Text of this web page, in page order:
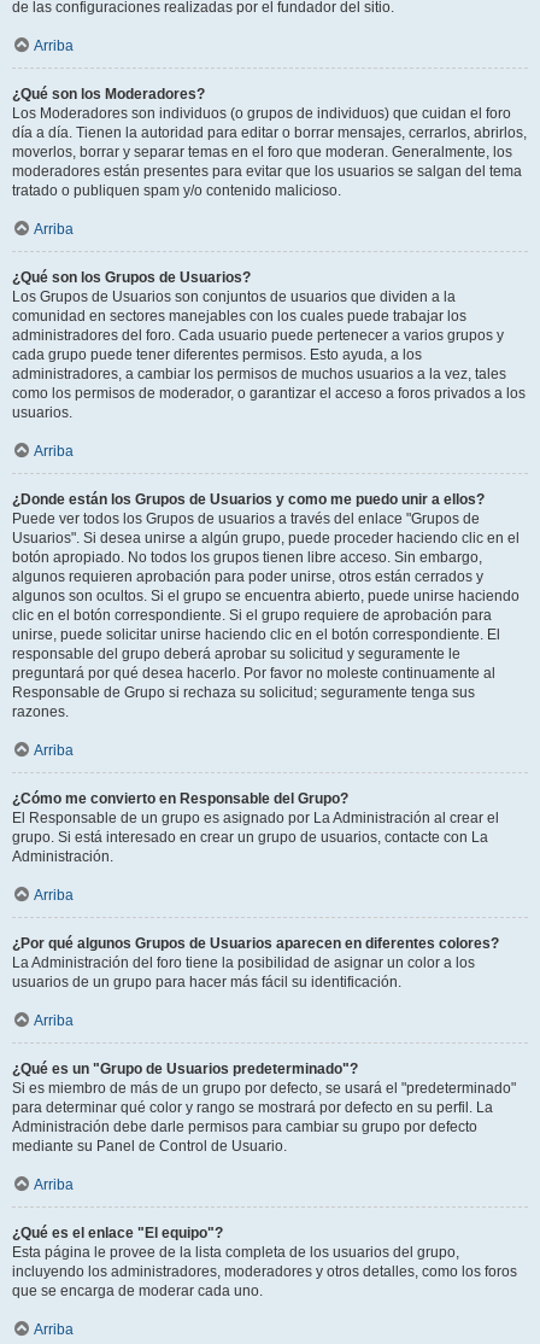
de las configuraciones realizadas por el fundador del sitio.
Arriba
¿Qué son los Moderadores?
Los Moderadores son individuos (o grupos de individuos) que cuidan el foro
día a día. Tienen la autoridad para editar o borrar mensajes, cerrarlos, abrirlos,
moverlos, borrar y separar temas en el foro que moderan. Generalmente, los
moderadores están presentes para evitar que los usuarios se salgan del tema
tratado o publiquen spam y/o contenido malicioso.
Arriba
¿Qué son los Grupos de Usuarios?
Los Grupos de Usuarios son conjuntos de usuarios que dividen a la
comunidad en sectores manejables con los cuales puede trabajar los
administradores del foro. Cada usuario puede pertenecer a varios grupos y
cada grupo puede tener diferentes permisos. Esto ayuda, a los
administradores, a cambiar los permisos de muchos usuarios a la vez, tales
como los permisos de moderador, o garantizar el acceso a foros privados a los
usuarios.
Arriba
¿Donde están los Grupos de Usuarios y como me puedo unir a ellos?
Puede ver todos los Grupos de usuarios a través del enlace "Grupos de
Usuarios". Si desea unirse a algún grupo, puede proceder haciendo clic en el
botón apropiado. No todos los grupos tienen libre acceso. Sin embargo,
algunos requieren aprobación para poder unirse, otros están cerrados y
algunos son ocultos. Si el grupo se encuentra abierto, puede unirse haciendo
clic en el botón correspondiente. Si el grupo requiere de aprobación para
unirse, puede solicitar unirse haciendo clic en el botón correspondiente. El
responsable del grupo deberá aprobar su solicitud y seguramente le
preguntará por qué desea hacerlo. Por favor no moleste continuamente al
Responsable de Grupo si rechaza su solicitud; seguramente tenga sus
razones.
Arriba
¿Cómo me convierto en Responsable del Grupo?
El Responsable de un grupo es asignado por La Administración al crear el
grupo. Si está interesado en crear un grupo de usuarios, contacte con La
Administración.
Arriba
¿Por qué algunos Grupos de Usuarios aparecen en diferentes colores?
La Administración del foro tiene la posibilidad de asignar un color a los
usuarios de un grupo para hacer más fácil su identificación.
Arriba
¿Qué es un "Grupo de Usuarios predeterminado"?
Si es miembro de más de un grupo por defecto, se usará el "predeterminado"
para determinar qué color y rango se mostrará por defecto en su perfil. La
Administración debe darle permisos para cambiar su grupo por defecto
mediante su Panel de Control de Usuario.
Arriba
¿Qué es el enlace "El equipo"?
Esta página le provee de la lista completa de los usuarios del grupo,
incluyendo los administradores, moderadores y otros detalles, como los foros
que se encarga de moderar cada uno.
Arriba